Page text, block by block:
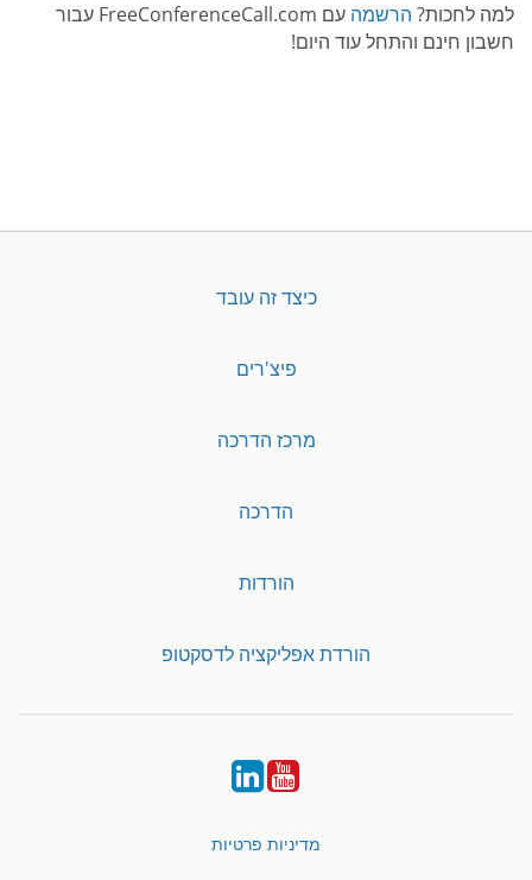
למה לחכות? הרשמה
עם FreeConferenceCall.com עבור
חשבון חינם והתחל עוד היום!
כיצד זה עובד
פיצ'רים
מרכז הדרכה
הדרכה
הורדות
הורדת אפליקציה לדסקטופ
YouTube
LinkedIn
מדיניות פרטיות